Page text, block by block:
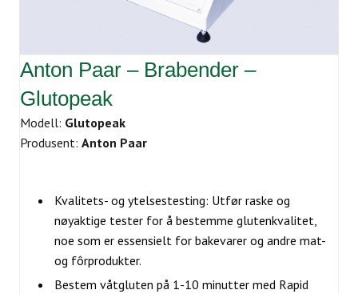
Anton Paar – Brabender –
Glutopeak
Modell: Glutopeak
Produsent: Anton Paar
Kvalitets- og ytelsestesting: Utfør raske og
nøyaktige tester for å bestemme glutenkvalitet,
noe som er essensielt for bakevarer og andre mat-
og fôrprodukter.
Bestem våtgluten på 1-10 minutter med Rapid